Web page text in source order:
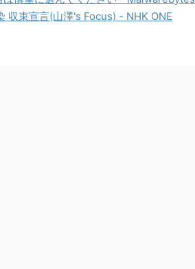
収束宣言(山澤's Focus) - NHK ONE